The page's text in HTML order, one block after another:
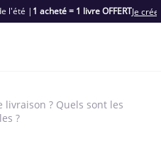
l'été | 1 acheté = 1 livre OFFERTJe crée
? Quels sont les
?